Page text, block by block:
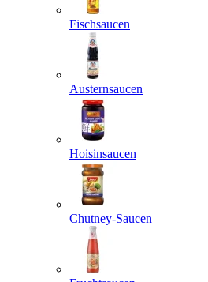
Fischsaucen
Austernsaucen
Hoisinsaucen
Chutney-Saucen